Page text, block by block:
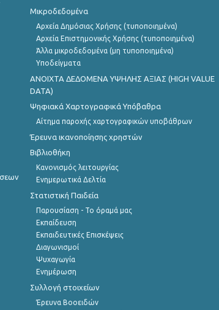
Μικροδεδομένα
Αρχεία Δημόσιας Χρήσης (τυποποιημένα)
Αρχεία Επιστημονικής Χρήσης (τυποποιημένα)
Άλλα μικροδεδομένα (μη τυποποιημένα)
Υποδείγματα
ANOIXTA ΔΕΔΟΜΕΝΑ ΥΨΗΛΗΣ ΑΞΙΑΣ (HIGH VALUE
DATA)
Ψηφιακά Χαρτογραφικά Υπόβαθρα
Αίτημα παροχής χαρτογραφικών υποβάθρων
Έρευνα ικανοποίησης χρηστών
Βιβλιοθήκη
Κανονισμός λειτουργίας
Ενημερωτικά Δελτία
Στατιστική Παιδεία
Παρουσίαση - Το όραμά μας
Εκπαίδευση
Εκπαιδευτικές Επισκέψεις
Διαγωνισμοί
Ψυχαγωγία
Ενημέρωση
Συλλογή στοιχείων
Έρευνα Βοοειδών